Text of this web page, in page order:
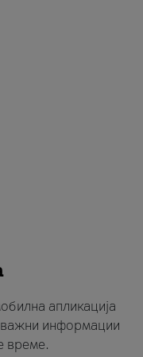
апликација
важни информации
време.